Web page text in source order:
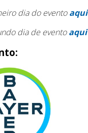
dia do eventoaqui
dia de eventoaqui
: